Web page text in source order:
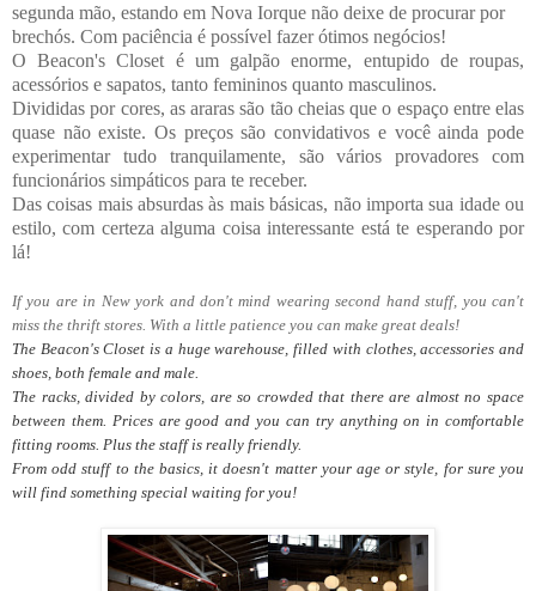
segunda mão, estando em Nova Iorque não deixe de procurar por
brechós. Com paciência é possível fazer ótimos negócios!
O Beacon's Closet é um galpão enorme, entupido de roupas,
acessórios e sapatos, tanto femininos quanto masculinos.
Divididas por cores, as araras são tão cheias que o espaço entre elas
quase não existe. Os preços são convidativos e você ainda pode
experimentar tudo tranquilamente, são vários provadores com
funcionários simpáticos para te receber.
Das coisas mais absurdas às mais básicas, não importa sua idade ou
estilo, com certeza alguma coisa interessante está te esperando por
lá!
If you are in New york and don't mind wearing second hand stuff, you can't
miss the thrift stores. With a little patience you can make great deals!
The Beacon's Closet is a huge warehouse filled with clothes, accessories and
shoes , both female and male
The racks, divided by colors, are so crowded that there are almost no space
between them. Prices are good and you can try anything on in comfortable
fitting rooms. Plus the staff is really friendly.
From odd stuff to the basics, it doesn't matter your age or style, for sure you
will find something special waiting for you!